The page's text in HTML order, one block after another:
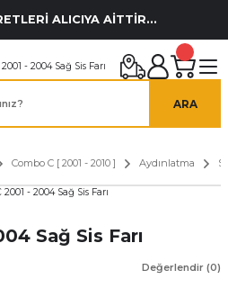
ALICIYA AİTTİR...
ARA
Combo C [ 2001 - 2010 ] Aydınlatma
Sağ Sis Farı
Değerlendir (0)